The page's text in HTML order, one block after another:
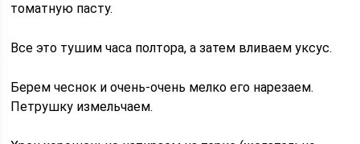
томатную пасту.
Все это тушим часа полтора, а затем вливаем уксус.
Берем чеснок и очень-очень мелко его нарезаем.
Петрушку измельчаем.